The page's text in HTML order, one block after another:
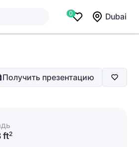
0 Dubai
Получить презентацию
ft2